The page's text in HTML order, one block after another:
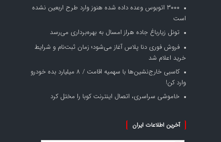
۳۰۰۰ اتوبوس وعده داده شده هنوز وارد طرح اربعین نشده
است
تونل زیارباغ جاده هراز امسال به بهره‌برداری می‌رسد
فروش فوری دنا پلاس آغاز می‌شود؛ زمان ثبت‌نام و شرایط
خرید اعلام شد
کاسبی خارج‌نشین‌ها با سهمیه اقامت / ۸ میلیارد بده خودرو
وارد کن!
خاموشی سراسری، اتصال اینترنت کوبا را مختل کرد
آخرین اطلاعات ایران